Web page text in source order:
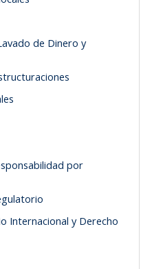
de Dinero y
por
Internacional y Derecho